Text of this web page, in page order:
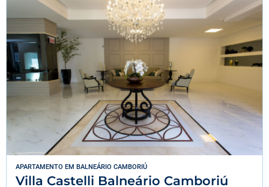
APARTAMENTO EM BALNEÁRIO CAMBORIÚ
Villa Castelli Balneário Camboriú